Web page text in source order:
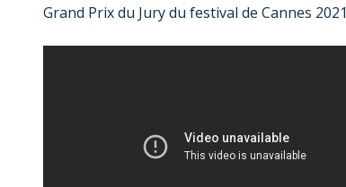
Grand Prix du Jury du festival de Cannes 2021